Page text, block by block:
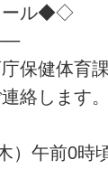
ール◆◇
保健体育
絡します。
）午前0時